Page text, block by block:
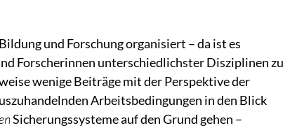
und Forschung organisiert – da ist es
Forscherinnen unterschiedlichster Disziplinen zu
wenige Beiträge mit der Perspektive der
Arbeitsbedingungen in den Blick
Sicherungssysteme auf den Grund gehen –